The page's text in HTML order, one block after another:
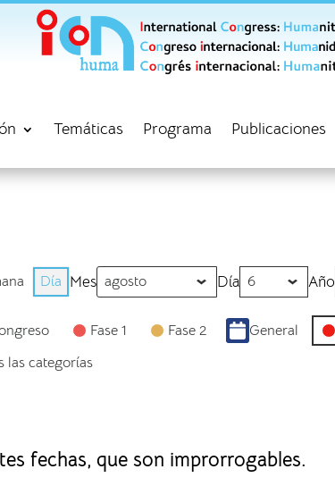
Temáticas Programa Publicaciones
Día Mes Día Año
Fase 1 Fase 2 General
las categorías
fechas, que son improrrogables.